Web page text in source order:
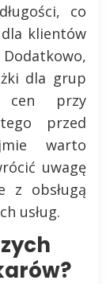
co
klientów
dla grup
cen przy
przed
warto
uwagę
z obsługą
usług.